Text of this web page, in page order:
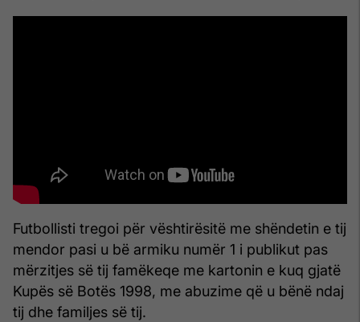
Futbollisti tregoi për vështirësitë me shëndetin e tij
mendor pasi u bë armiku numër 1 i publikut pas
mërzitjes së tij famëkeqe me kartonin e kuq gjatë
Kupës së Botës 1998, me abuzime që u bënë ndaj
tij dhe familjes së tij.